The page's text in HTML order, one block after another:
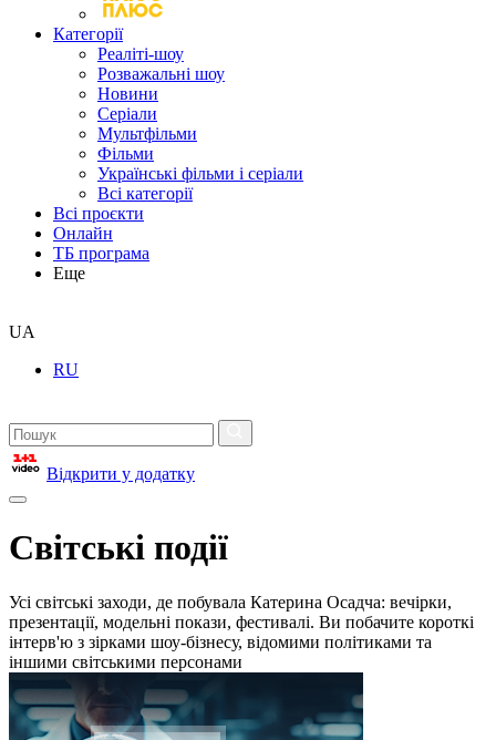
Категорії
Реаліті-шоу
Розважальні шоу
Новини
Серіали
Мультфільми
Фільми
Українські фільми і серіали
Всі категорії
Всі проєкти
Онлайн
ТБ програма
Еще
UA
RU
Відкрити у додатку
Світські події
Усі світські заходи, де побувала Катерина Осадча: вечірки,
презентації, модельні покази, фестивалі. Ви побачите короткі
інтерв'ю з зірками шоу-бізнесу, відомими політиками та
іншими світськими персонами